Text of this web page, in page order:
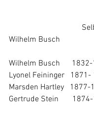
Wilhelm Busch
Wilhelm Busch
Lyonel Feininger   1871-
Marsden Hartley   1877-
Gertrude Stein